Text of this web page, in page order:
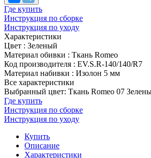
Где купить
Инструкция по сборке
Инструкция по уходу
Характеристики
Цвет : Зеленый
Материал обивки : Ткань Romeo
Код производителя : EV.S.R-140/140/R7
Материал набивки : Изолон 5 мм
Все характеристики
Выбранный цвет: Ткань Romeo 07
Где купить
Инструкция по сборке
Инструкция по уходу
Купить
Описание
Характеристики